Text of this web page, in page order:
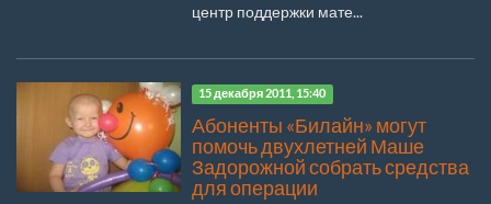
центр поддержки мате...
15 декабря 2011, 15:40
Абоненты «Билайн» могут
помочь двухлетней Маше
Задорожной собрать средства
для операции